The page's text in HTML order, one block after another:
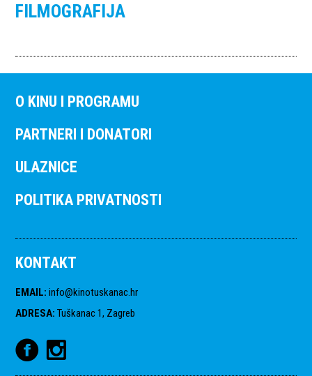
FILMOGRAFIJA
O KINU I PROGRAMU
PARTNERI I DONATORI
ULAZNICE
POLITIKA PRIVATNOSTI
KONTAKT
EMAIL: info@kinotuskanac.hr
ADRESA: Tuškanac 1, Zagreb